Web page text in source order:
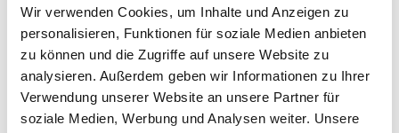
Wir verwenden Cookies, um Inhalte und Anzeigen zu
personalisieren, Funktionen für soziale Medien anbieten
zu können und die Zugriffe auf unsere Website zu
analysieren. Außerdem geben wir Informationen zu Ihrer
Verwendung unserer Website an unsere Partner für
soziale Medien, Werbung und Analysen weiter. Unsere
Haas Hallenbau in 4
Schritten